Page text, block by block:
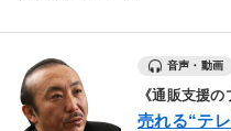
音声・動画
《通販支援
売れる“テ